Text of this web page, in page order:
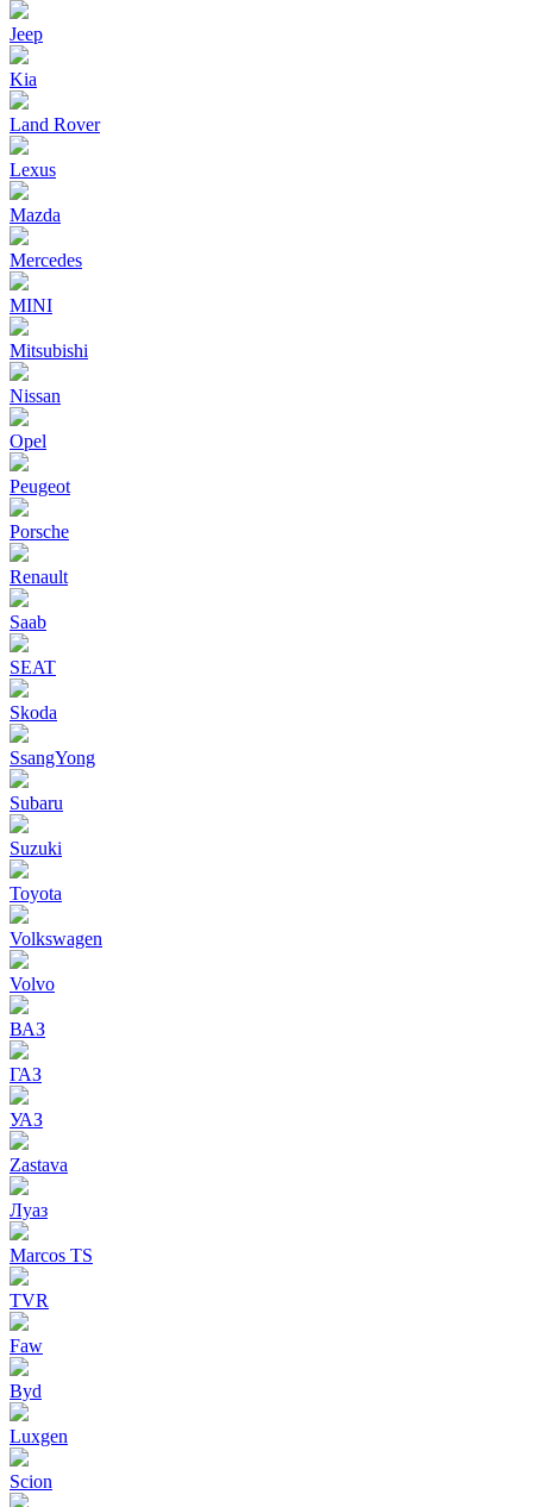
Jeep
Kia
Land Rover
Lexus
Mazda
Mercedes
MINI
Mitsubishi
Nissan
Opel
Peugeot
Porsche
Renault
Saab
SEAT
Skoda
SsangYong
Subaru
Suzuki
Toyota
Volkswagen
Volvo
ВАЗ
ГАЗ
УАЗ
Zastava
Луаз
Marcos TS
TVR
Faw
Byd
Luxgen
Scion